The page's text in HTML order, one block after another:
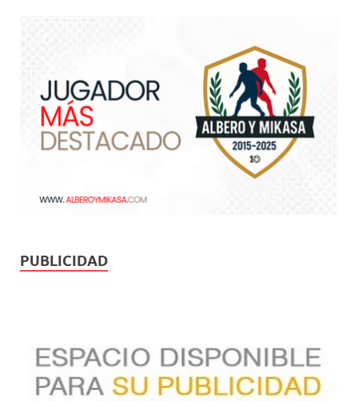
PUBLICIDAD